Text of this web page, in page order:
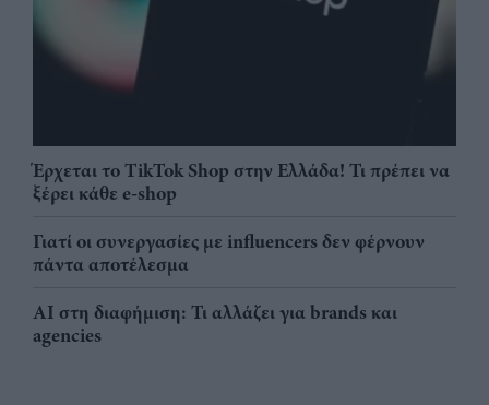
Έρχεται το TikTok Shop στην Ελλάδα! Τι πρέπει να
ξέρει κάθε e-shop
Γιατί οι συνεργασίες με influencers δεν φέρνουν
πάντα αποτέλεσμα
AI στη διαφήμιση: Τι αλλάζει για brands και
agencies